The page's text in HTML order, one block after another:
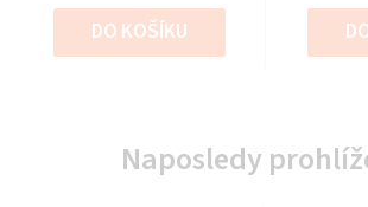
DO KOŠÍKU
Naposledy